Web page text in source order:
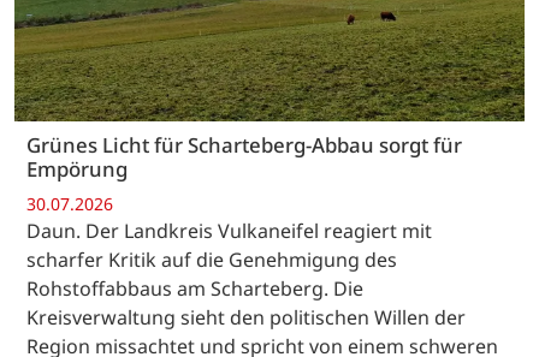
Grünes Licht für Scharteberg-Abbau sorgt für
Empörung
30.07.2026
Daun. Der Landkreis Vulkaneifel reagiert mit
scharfer Kritik auf die Genehmigung des
Rohstoffabbaus am Scharteberg. Die
Kreisverwaltung sieht den politischen Willen der
Region missachtet und spricht von einem schweren